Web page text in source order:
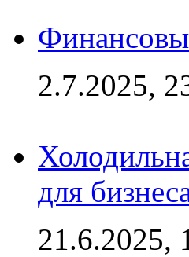
2.7.2025,
для
21.6.2025,